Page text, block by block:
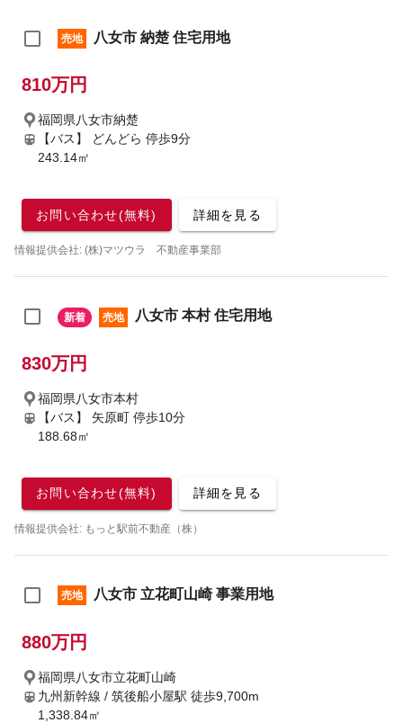
売地 八女市 納楚 住宅用地
810万円
福岡県八女市納楚
【バス】 どんどら 停歩9分
243.14㎡
お問い合わせ(無料) 詳細を見る
情報提供会社: (株)マツウラ 不動産事業部
新着 売地 八女市 本村 住宅用地
830万円
福岡県八女市本村
【バス】 矢原町 停歩10分
188.68㎡
お問い合わせ(無料) 詳細を見る
情報提供会社: もっと駅前不動産（株）
売地 八女市 立花町山崎 事業用地
880万円
福岡県八女市立花町山崎
九州新幹線 / 筑後船小屋駅 徒歩9,700m
1,338.84㎡